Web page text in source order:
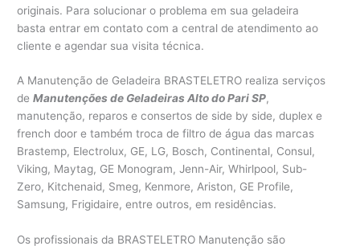
originais. Para solucionar o problema em sua geladeira
basta entrar em contato com a central de atendimento ao
cliente e agendar sua visita técnica.
A Manutenção de Geladeira BRASTELETRO realiza serviços
deManutenções de Geladeiras Alto do Pari SP,
manutenção, reparos e consertos de side by side, duplex e
french door e também troca de filtro de água das marcas
Brastemp, Electrolux, GE, LG, Bosch, Continental, Consul,
Viking, Maytag, GE Monogram, Jenn-Air, Whirlpool, Sub-
Zero, Kitchenaid, Smeg, Kenmore, Ariston, GE Profile,
Samsung, Frigidaire, entre outros, em residências.
Os profissionais da BRASTELETRO Manutenção são